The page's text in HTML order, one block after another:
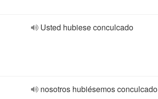
Usted hubiese conculcado
nosotros hubiésemos conculcado